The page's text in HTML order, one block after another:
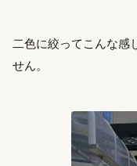
二色に絞ってこんな感
せん。